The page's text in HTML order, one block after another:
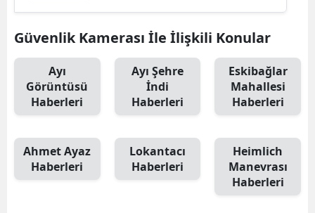
Kastamonu
Kayseri
Kırklareli
Güvenlik Kamerası İle İlişkili Konular
Ayı
Görüntüsü
Haberleri
Ayı Şehre
İndi
Haberleri
Eskibağlar
Mahallesi
Haberleri
Ahmet Ayaz
Haberleri
Lokantacı
Haberleri
Heimlich
Manevrası
Haberleri